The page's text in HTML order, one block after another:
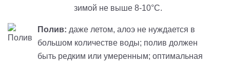
зимой не выше 8-10°С.
Полив: даже летом, алоэ не нуждается в
большом количестве воды; полив должен
быть редким или умеренным; оптимальная